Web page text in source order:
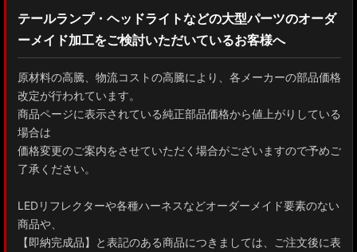
テールランプ・ヘッドライトなどの大型パーツのオーダ
ーメイド加工をご検討いただいているお客様へ
原材料の高騰、物流コストの高騰により、各メーカーの部品価格
改定が行われています。
商品ページに表示されている純正部品価格から値上がりしている
場合は
価格変更のご案内をさせていただく場合がございますので予めご
了承ください。
LEDリフレクターや各種ハーネスなどオーダーメイド要素のない
商品や、
【即納完成品】と表記のある商品につきましては、ご注文後に表